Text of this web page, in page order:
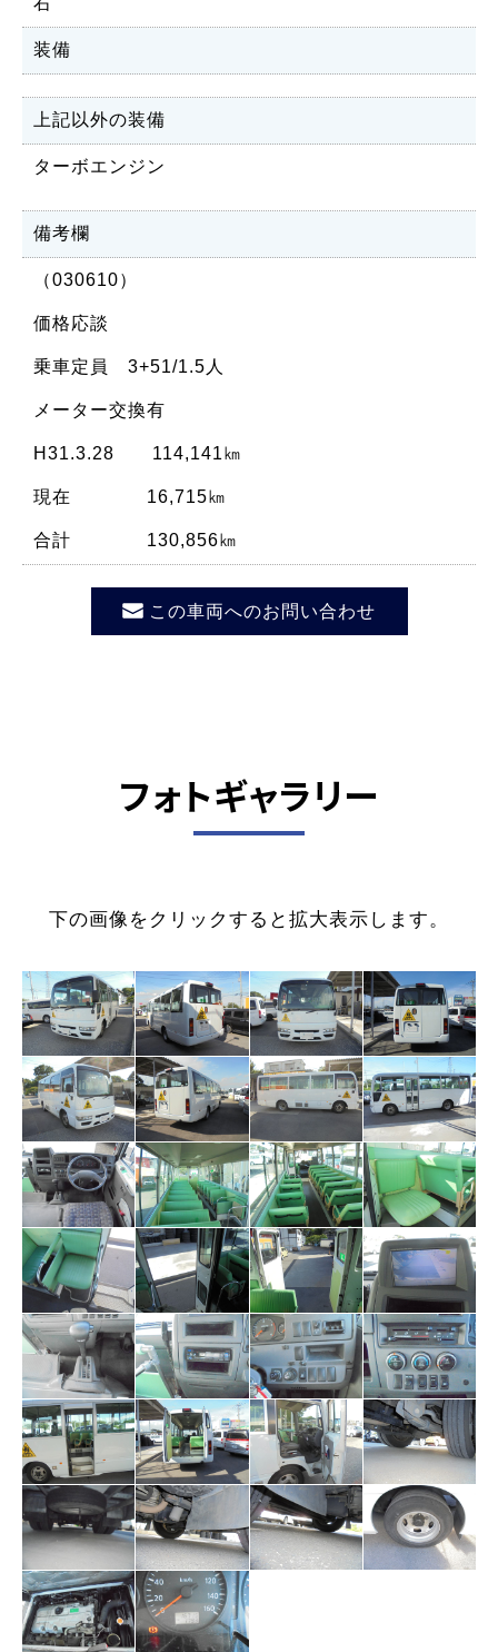
装備
上記以外の装備
ターボエンジン
備考欄
（030610）
価格応談
乗車定員 3+51/1.5人
メーター交換有
H31.3.28 114,141㎞
現在 16,715㎞
合計 130,856㎞
この車両へのお問い合わせ
フォトギャラリー
下の画像をクリックすると拡大表示します。